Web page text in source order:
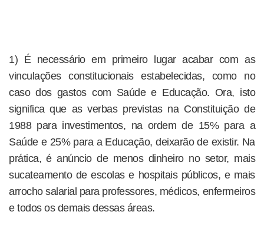
1) É necessário em primeiro lugar acabar com as
vinculações constitucionais estabelecidas, como no
caso dos gastos com Saúde e Educação. Ora, isto
significa que as verbas previstas na Constituição de
1988 para investimentos, na ordem de 15% para a
Saúde e 25% para a Educação, deixarão de existir. Na
prática, é anúncio de menos dinheiro no setor, mais
sucateamento de escolas e hospitais públicos, e mais
arrocho salarial para professores, médicos, enfermeiros
e todos os demais dessas áreas.